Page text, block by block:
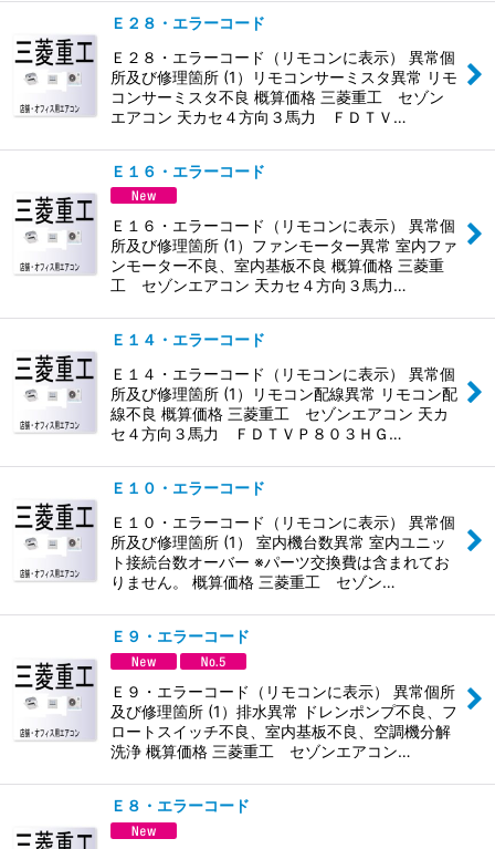
Ｅ２８・エラーコード
Ｅ２８・エラーコード（リモコンに表示） 異常個
所及び修理箇所 (1）リモコンサーミスタ異常 リモ
コンサーミスタ不良 概算価格 三菱重工 セゾン
エアコン 天カセ４方向３馬力 ＦＤＴＶ…
Ｅ１６・エラーコード
Ｅ１６・エラーコード（リモコンに表示） 異常個
所及び修理箇所 (1）ファンモーター異常 室内ファ
ンモーター不良、室内基板不良 概算価格 三菱重
工 セゾンエアコン 天カセ４方向３馬力…
Ｅ１４・エラーコード
Ｅ１４・エラーコード（リモコンに表示） 異常個
所及び修理箇所 (1）リモコン配線異常 リモコン配
線不良 概算価格 三菱重工 セゾンエアコン 天カ
セ４方向３馬力 ＦＤＴＶＰ８０３ＨＧ…
Ｅ１０・エラーコード
Ｅ１０・エラーコード（リモコンに表示） 異常個
所及び修理箇所 (1） 室内機台数異常 室内ユニッ
ト接続台数オーバー ※パーツ交換費は含まれてお
りません。 概算価格 三菱重工 セゾン…
Ｅ９・エラーコード
Ｅ９・エラーコード（リモコンに表示） 異常個所
及び修理箇所 (1）排水異常 ドレンポンプ不良、フ
ロートスイッチ不良、室内基板不良、空調機分解
洗浄 概算価格 三菱重工 セゾンエアコン…
Ｅ８・エラーコード